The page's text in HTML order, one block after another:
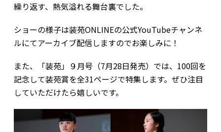
繰り返す、熱気溢れる舞台裏でした。
ショーの様子は装苑ONLINEの公式YouTubeチャンネ
ルにてアーカイブ配信しますのでお楽しみに！
また、「装苑」９月号（7月28日発売）では、100回を
記念して装苑賞を全31ページで特集します。ぜひ注目
していただけたら嬉しいです。